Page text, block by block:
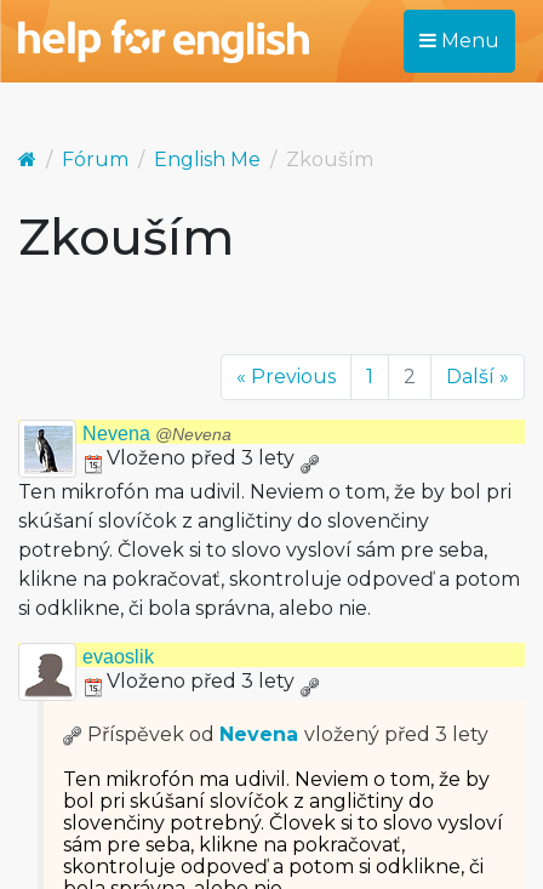
Menu
Fórum English Me Zkouším
Zkouším
« Previous 1 2 Další »
Nevena @Nevena
Vloženo před 3 lety
Ten mikrofón ma udivil. Neviem o tom, že by bol pri
skúšaní slovíčok z angličtiny do slovenčiny
potrebný. Človek si to slovo vysloví sám pre seba,
klikne na pokračovať, skontroluje odpoveď a potom
si odklikne, či bola správna, alebo nie.
evaoslik
Vloženo před 3 lety
Příspěvek od Nevena vložený před 3 lety
Ten mikrofón ma udivil. Neviem o tom, že by
bol pri skúšaní slovíčok z angličtiny do
slovenčiny potrebný. Človek si to slovo vysloví
sám pre seba, klikne na pokračovať,
skontroluje odpoveď a potom si odklikne, či